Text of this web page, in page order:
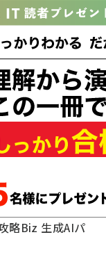
略Biz 生成AIパ